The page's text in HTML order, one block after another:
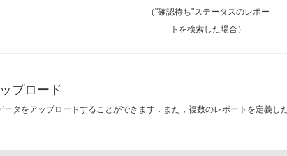
（"確認待ち"ステータスのレポー
トを検索した場合）
プロード
ータをアップロードすることができます．また，複数のレポートを定義し